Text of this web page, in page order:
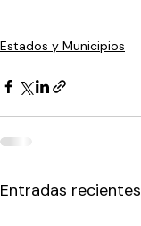
Estados y Municipios
Entradas recientes